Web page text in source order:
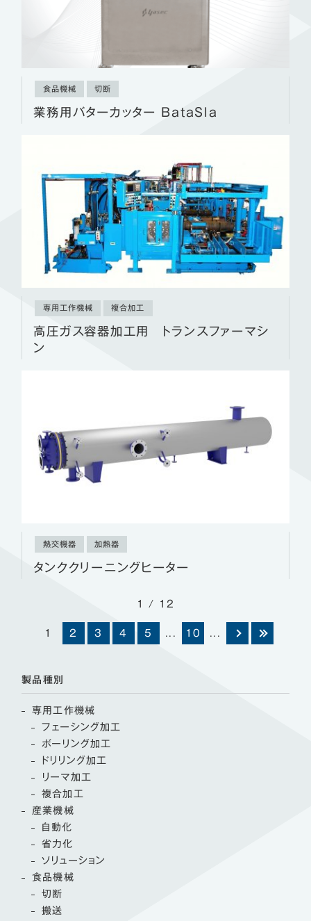
食品機械 切断
業務用バターカッター BataSla
専用工作機械 複合加工
高圧ガス容器加工用 トランスファーマシ
ン
熱交機器 加熱器
タンククリーニングヒーター
1 / 12
1 2 3 4 5 10
製品種別
専用工作機械
フェーシング加工
ボーリング加工
ドリリング加工
リーマ加工
複合加工
産業機械
自動化
省力化
ソリューション
食品機械
切断
搬送